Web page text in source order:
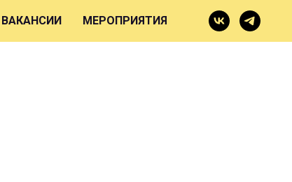
ВАКАНСИИ МЕРОПРИЯТИЯ